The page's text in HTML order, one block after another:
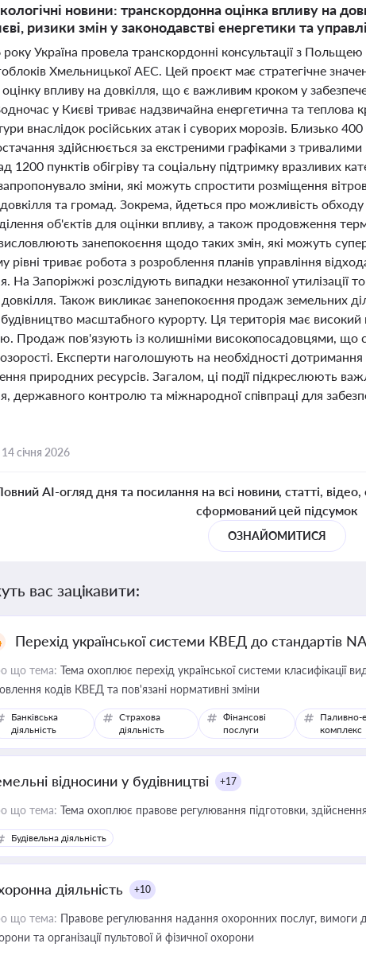
новини: транскордонна оцінка впливу на
ризики змін у законодавстві енергетики та
року Україна провела транскордонні консультації з
Хмельницької АЕС. Цей проєкт має стратегічне
впливу на довкілля, що є важливим кроком у
у Києві триває надзвичайна енергетична та
внаслідок російських атак і суворих морозів. Близько
здійснюється за екстреними графіками з
1200 пунктів обігріву та соціальну підтримку вразливих
зміни, які можуть спростити розміщення
та громад. Зокрема, йдеться про можливість
об'єктів для оцінки впливу, а також продовження
висловлюють занепокоєння щодо таких змін, які можуть
рівні триває робота з розроблення планів управління
На Запоріжжі розслідують випадки незаконної утилізації
довкілля. Також викликає занепокоєння продаж земельних
масштабного курорту. Ця територія має
Продаж пов'язують із колишніми високопосадовцями, що
Експерти наголошують на необхідності
природних ресурсів. Загалом, ці події підкреслюють
державного контролю та міжнародної співпраці для
14 січня 2026
AI-огляд дня та посилання на всі новини, статті,
сформований цей підсумок
ОЗНАЙОМИТИСЯ
вас зацікавити:
Перехід української системи КВЕД до стандартів
що тема: Тема охоплює перехід української системи класифікації
кодів КВЕД та пов'язані нормативні зміни
Банківська
діяльність
Страхова
діяльність
Фінансові
послуги
Паливно-
комплекс
відносини у будівництві +17
що тема: Тема охоплює правове регулювання підготовки,
Будівельна діяльність
діяльність +10
що тема: Правове регулювання надання охоронних послуг, вимоги
та організації пультової й фізичної охорони